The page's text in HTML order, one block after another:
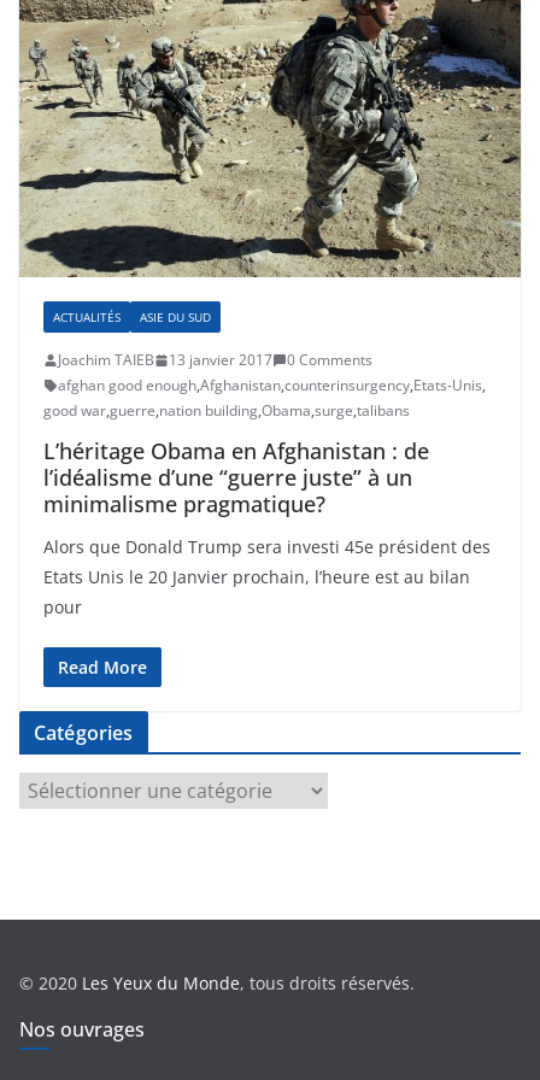
ACTUALITÉS ASIE DU SUD
Joachim TAIEB 13 janvier 2017
0 Comments
afghan good enough,Afghanistan,counterinsurgency,Etats-Unis,
good war,guerre,nation building,Obama,surge,talibans
L’héritage Obama en Afghanistan : de
l’idéalisme d’une “guerre juste” à un
minimalisme pragmatique?
Alors que Donald Trump sera investi 45e président des
Etats Unis le 20 Janvier prochain, l’heure est au bilan
pour
Read More
Catégories
a
e
s
© 2020 Les Yeux du Monde, tous droits réservés.
Nos ouvrages